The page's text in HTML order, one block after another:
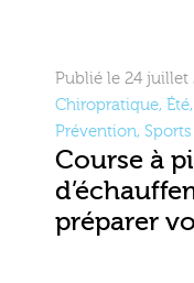
Publié le 24 juillet
Chiropratique, Été,
Prévention, Sports
Course à
préparer